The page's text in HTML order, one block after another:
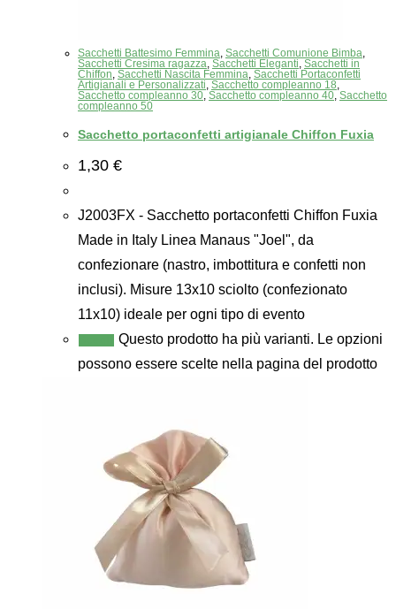
Sacchetti Battesimo Femmina, Sacchetti Comunione Bimba,
Sacchetti Cresima ragazza, Sacchetti Eleganti, Sacchetti in
Chiffon, Sacchetti Nascita Femmina, Sacchetti Portaconfetti
Artigianali e Personalizzati, Sacchetto compleanno 18,
Sacchetto compleanno 30, Sacchetto compleanno 40, Sacchetto
compleanno 50
Sacchetto portaconfetti artigianale Chiffon Fuxia
1,30 €
J2003FX - Sacchetto portaconfetti Chiffon Fuxia
Made in Italy Linea Manaus "Joel", da
confezionare (nastro, imbottitura e confetti non
inclusi). Misure 13x10 sciolto (confezionato
11x10) ideale per ogni tipo di evento
Questo prodotto ha più varianti. Le opzioni
possono essere scelte nella pagina del prodotto